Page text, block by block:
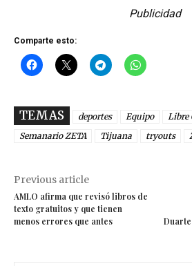
Publicidad
Comparte esto:
TEMAS deportes Equipo
Libre
Semanario ZETA
Tijuana tryouts
Previous article
AMLO afirma que revisó libros de
texto gratuitos y que tienen
menos errores que antes